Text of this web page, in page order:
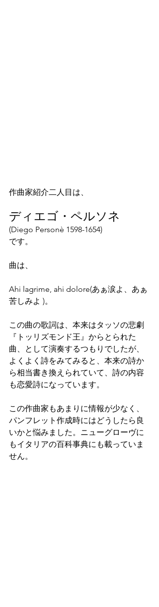
作曲家紹介二人目は、
ディエゴ・ペルソネ
(Diego Personè 1598-1654)
です。
曲は、
Ahi lagrime, ahi dolore(あぁ涙よ、あぁ
苦しみよ )。
この曲の歌詞は、本来はタッソの悲劇
『トッリズモンド王』からとられた
曲、として演奏するつもりでしたが、
よくよく詩をみてみると、本来の詩か
ら相当書き換えられていて、詩の内容
も恋愛詩になっています。
この作曲家もあまりに情報が少なく、
パンフレット作成時にはどうしたら良
いかと悩みました。ニューグローヴに
もイタリアの百科事典にも載っていま
せん。